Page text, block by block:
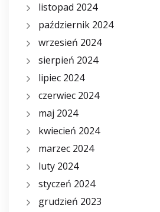
listopad 2024
październik 2024
wrzesień 2024
sierpień 2024
lipiec 2024
czerwiec 2024
maj 2024
kwiecień 2024
marzec 2024
luty 2024
styczeń 2024
grudzień 2023